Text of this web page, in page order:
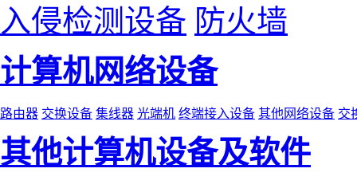
入侵检测设备 防火墙
计算机网络设备
路由器 交换设备 集线器 光端机 终端接入设备 其他网络设备 交
其他计算机设备及软件